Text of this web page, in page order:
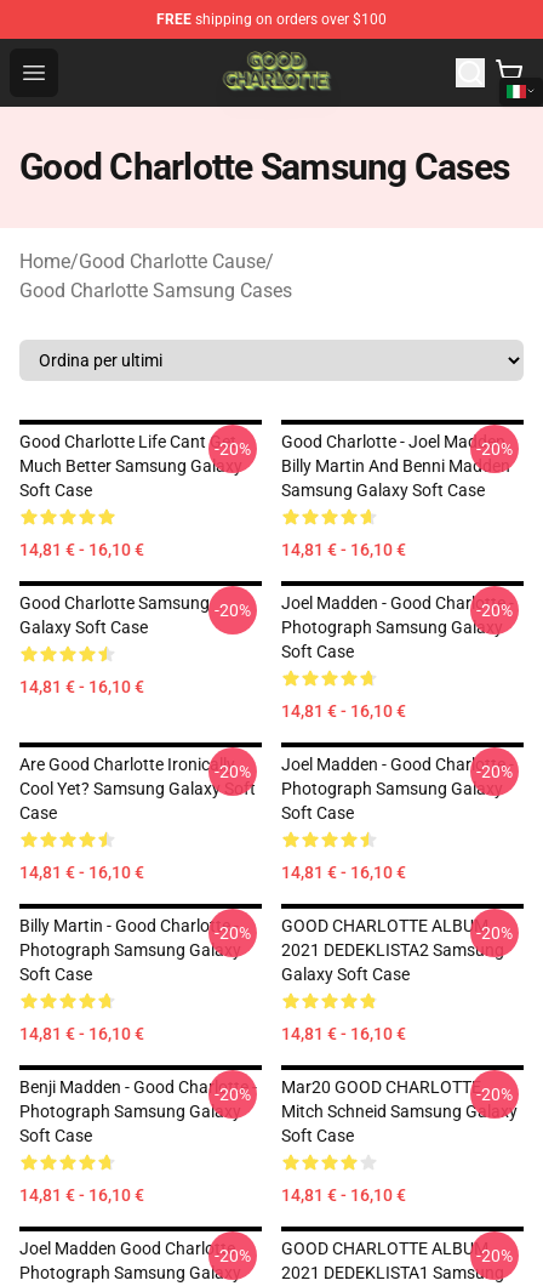
FREE shipping on orders over $100
Open menu
Good Charlotte Store - Official Good Charlotte
Good Charlotte Samsung Cases
Home/Good Charlotte Cause/
Good Charlotte Samsung Cases
Good Charlotte Life Cant Get
Much Better Samsung Galaxy
Soft Case
14,81 € - 16,10 €
-20%
Good Charlotte - Joel Madden,
Billy Martin And Benni Madden
Samsung Galaxy Soft Case
14,81 € - 16,10 €
-20%
Good Charlotte Samsung
Galaxy Soft Case
14,81 € - 16,10 €
-20%
Joel Madden - Good Charlotte -
Photograph Samsung Galaxy
Soft Case
14,81 € - 16,10 €
-20%
Are Good Charlotte Ironically
Cool Yet? Samsung Galaxy Soft
Case
14,81 € - 16,10 €
-20%
Joel Madden - Good Charlotte -
Photograph Samsung Galaxy
Soft Case
14,81 € - 16,10 €
-20%
Billy Martin - Good Charlotte -
Photograph Samsung Galaxy
Soft Case
14,81 € - 16,10 €
-20%
GOOD CHARLOTTE ALBUM
2021 DEDEKLISTA2 Samsung
Galaxy Soft Case
14,81 € - 16,10 €
-20%
Benji Madden - Good Charlotte -
Photograph Samsung Galaxy
Soft Case
14,81 € - 16,10 €
-20%
Mar20 GOOD CHARLOTTE
Mitch Schneid Samsung Galaxy
Soft Case
14,81 € - 16,10 €
-20%
Joel Madden Good Charlotte
Photograph Samsung Galaxy
-20%
GOOD CHARLOTTE ALBUM
2021 DEDEKLISTA1 Samsung
-20%